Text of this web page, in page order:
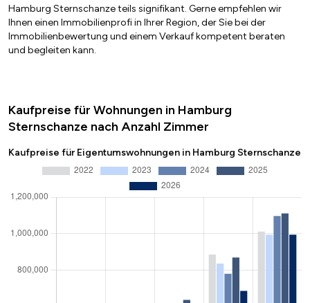
Hamburg Sternschanze teils signifikant. Gerne empfehlen wir
Ihnen einen Immobilienprofi in Ihrer Region, der Sie bei der
Immobilienbewertung und einem Verkauf kompetent beraten
und begleiten kann.
Kaufpreise für Wohnungen in Hamburg
Sternschanze nach Anzahl Zimmer
Kaufpreise für Eigentumswohnungen in Hamburg Sternschanze